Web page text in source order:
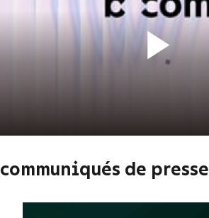
communiqués de presse